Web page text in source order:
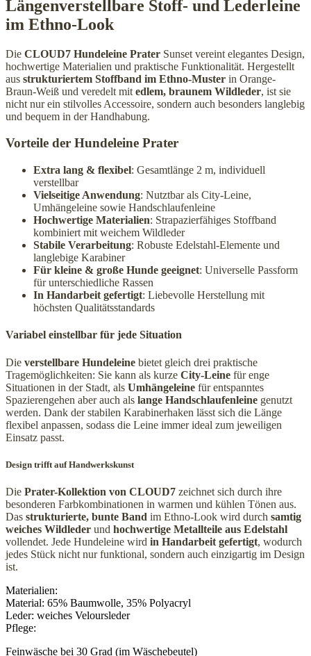
Längenverstellbare Stoff- und Lederleine
im Ethno-Look
Die CLOUD7 Hundeleine Prater Sunset vereint elegantes Design,
hochwertige Materialien und praktische Funktionalität. Hergestellt
aus strukturiertem Stoffband im Ethno-Muster in Orange-
Braun-Weiß und veredelt mit edlem, braunem Wildleder, ist sie
nicht nur ein stilvolles Accessoire, sondern auch besonders langlebig
und bequem in der Handhabung.
Vorteile der Hundeleine Prater
Extra lang & flexibel: Gesamtlänge 2 m, individuell
verstellbar
Vielseitige Anwendung: Nutztbar als City-Leine,
Umhängeleine sowie Handschlaufenleine
Hochwertige Materialien: Strapazierfähiges Stoffband
kombiniert mit weichem Wildleder
Stabile Verarbeitung: Robuste Edelstahl-Elemente und
langlebige Karabiner
Für kleine & große Hunde geeignet: Universelle Passform
für unterschiedliche Rassen
In Handarbeit gefertigt: Liebevolle Herstellung mit
höchsten Qualitätsstandards
Variabel einstellbar für jede Situation
Die verstellbare Hundeleine bietet gleich drei praktische
Tragemöglichkeiten: Sie kann als kurze City-Leine für enge
Situationen in der Stadt, als Umhängeleine für entspanntes
Spazierengehen aber auch als lange Handschlaufenleine genutzt
werden. Dank der stabilen Karabinerhaken lässt sich die Länge
flexibel anpassen, sodass die Leine immer ideal zum jeweiligen
Einsatz passt.
Design trifft auf Handwerkskunst
Die Prater-Kollektion von CLOUD7 zeichnet sich durch ihre
besonderen Farbkombinationen in warmen und kühlen Tönen aus.
Das strukturierte, bunte Band im Ethno-Look wird durch samtig
weiches Wildleder und hochwertige Metallteile aus Edelstahl
vollendet. Jede Hundeleine wird in Handarbeit gefertigt, wodurch
jedes Stück nicht nur funktional, sondern auch einzigartig im Design
ist.
Materialien:
Material: 65% Baumwolle, 35% Polyacryl
Leder: weiches Veloursleder
Pflege:
Feinwäsche bei 30 Grad (im Wäschebeutel)